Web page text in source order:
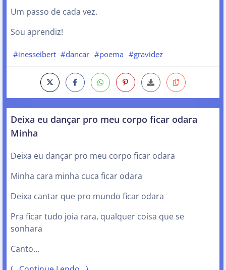
Um passo de cada vez.
Sou aprendiz!
#inesseibert #dancar #poema #gravidez
Deixa eu dançar pro meu corpo ficar odara
Minha
Deixa eu dançar pro meu corpo ficar odara
Minha cara minha cuca ficar odara
Deixa cantar que pro mundo ficar odara
Pra ficar tudo joia rara, qualquer coisa que se
sonhara
Canto…